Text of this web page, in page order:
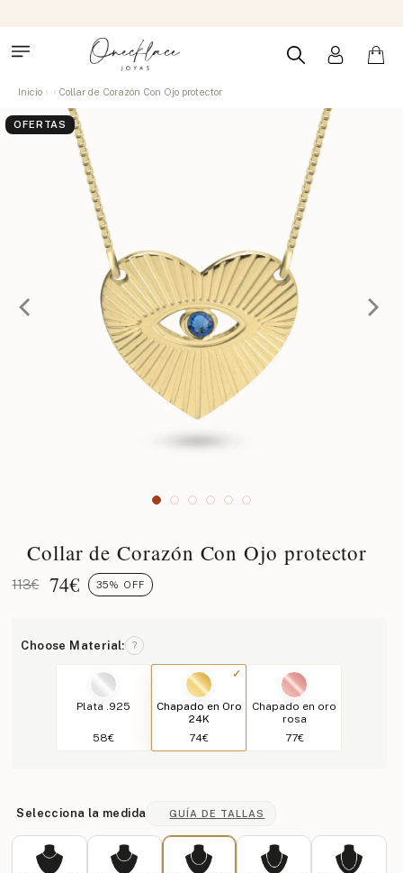
Inicio Collar de Corazón Con Ojo protector
OFERTAS
Collar de Corazón Con Ojo protector
113€ 74€ 35% OFF
Choose Material: ?
Plata .925
58€
Chapado en Oro
24K
74€
Chapado en oro
rosa
77€
Selecciona la medida GUÍA DE TALLAS